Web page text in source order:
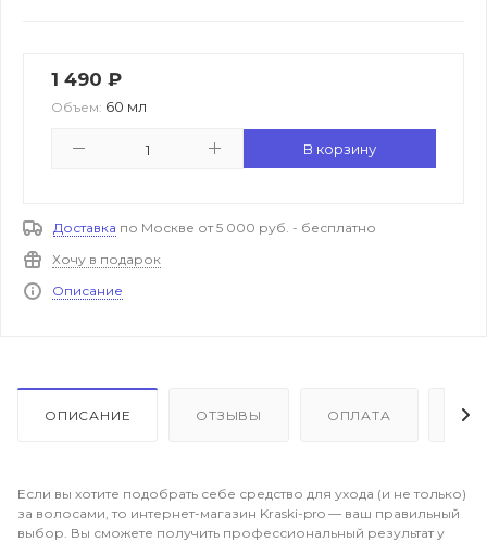
1 490 ₽
Объем: 60 мл
В корзину
Доставка по Москве от 5 000 руб. - бесплатно
Хочу в подарок
Описание
ОПИСАНИЕ ОТЗЫВЫ ОПЛАТА
Если вы хотите подобрать себе средство для ухода (и не только)
за волосами, то интернет-магазин Kraski-pro — ваш правильный
выбор. Вы сможете получить профессиональный результат у